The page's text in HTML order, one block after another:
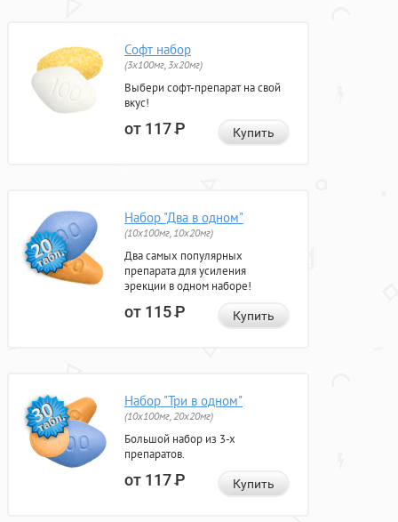
Софт набор
(3x100мг, 3x20мг)
Выбери софт-препарат на свой
вкус!
от 117Р Купить
Набор "Два в одном"
(10x100мг, 10x20мг)
Два самых популярных
препарата для усиления
эрекции в одном наборе!
от 115Р Купить
Набор "Три в одном"
(10x100мг, 20x20мг)
Большой набор из 3-х
препаратов.
от 117Р Купить